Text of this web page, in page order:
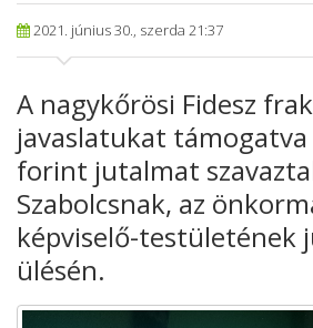
2021. június 30., szerda 21:37
A nagykőrösi Fidesz
javaslatukat
forint jutalmat
Szabolcsnak, az
képviselő-testületének
ülésén.